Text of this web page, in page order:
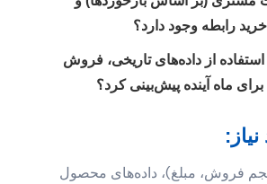
رابطه وجود دارد؟
استفاده از داده‌های تاریخی، فروش
ماه آینده پیش‌بینی کرد؟
فروش، مبلغ)، داده‌های محصول